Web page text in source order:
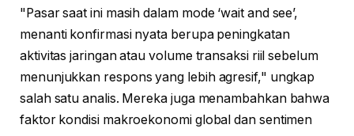
"Pasar saat ini masih dalam mode ‘wait and see’,
menanti konfirmasi nyata berupa peningkatan
aktivitas jaringan atau volume transaksi riil sebelum
menunjukkan respons yang lebih agresif," ungkap
salah satu analis. Mereka juga menambahkan bahwa
faktor kondisi makroekonomi global dan sentimen